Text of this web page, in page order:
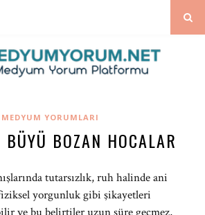
MEDYUM YORUMLARI
BOZAN HOCALAR
tutarsızlık, ruh halinde ani
yorgunluk gibi şikayetleri